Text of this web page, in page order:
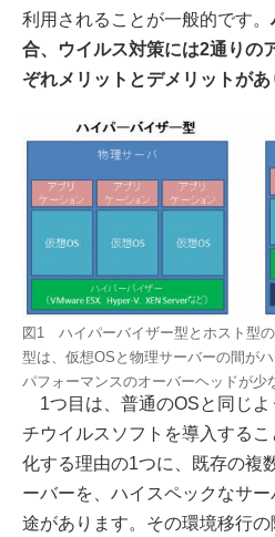
利用されることが一般的です。
合、ウイルス対策には2通りの
ぞれメリットとデメリットがあ
図1 ハイパーバイザー型とホスト型
型は、仮想OSと物理サーバーの間が
パフォーマンスのオーバーヘッドが少
1つ目は、普通のOSと同じよ
チウイルスソフトを導入する
化する理由の1つに、既存の複
ーバーを、ハイスペックなサ
途があります。その環境移行